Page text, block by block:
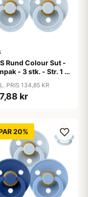
Rund Colour Sut -
- 3 stk. - Str. 1 -
PRIS 134,85 KR
kr
20%